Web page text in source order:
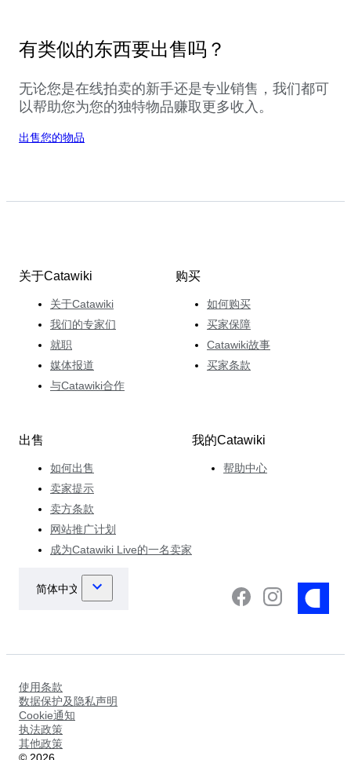
有类似的东西要出售吗？
无论您是在线拍卖的新手还是专业销售，我们都可
以帮助您为您的独特物品赚取更多收入。
出售您的物品
关于Catawiki
关于Catawiki
我们的专家们
就职
媒体报道
与Catawiki合作
购买
如何购买
买家保障
Catawiki故事
买家条款
出售
如何出售
卖家提示
卖方条款
网站推广计划
成为Catawiki Live的一名卖家
我的Catawiki
帮助中心
使用条款
数据保护及隐私声明
Cookie通知
执法政策
其他政策